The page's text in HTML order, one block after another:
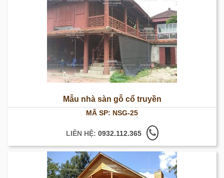
Mẫu nhà sàn gỗ cổ truyền
MÃ SP: NSG-25
LIÊN HỆ: 0932.112.365